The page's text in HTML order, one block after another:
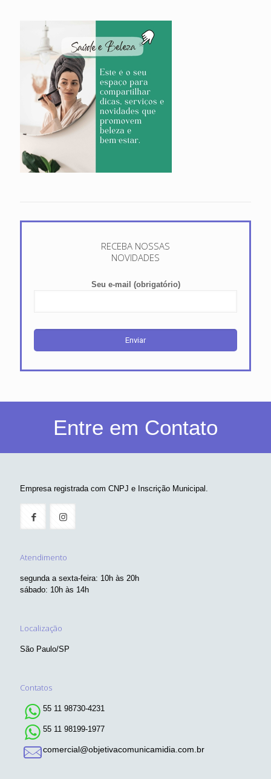
RECEBA NOSSAS
NOVIDADES
Seu e-mail (obrigatório)
Entre em Contato
Empresa registrada com CNPJ e Inscrição Municipal.
Atendimento
segunda a sexta-feira: 10h às 20h
sábado: 10h às 14h
Localização
São Paulo/SP
Contatos
55 11 98730-4231
55 11 98199-1977
comercial@objetivacomunicamidia.com.br